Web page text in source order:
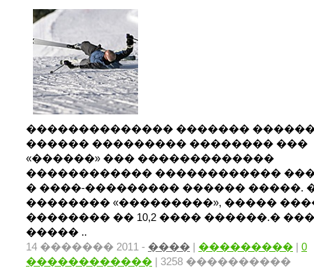
�������������� �������
������ ��������� �������� ���
«������» ��� �������������
������������ ������������
� ����-��������� ������ �����.
�������� «���������», �����
�������� �� 10,2 ���� ������.�
����� ..
14 ������� 2011 - ���� | ��������� | 0
������������ | 3258 ����������